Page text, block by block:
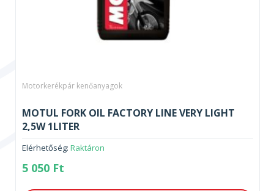
Motorkerékpár kenőanyagok
MOTUL FORK OIL FACTORY LINE VERY LIGHT
2,5W 1LITER
Elérhetőség: Raktáron
5 050 Ft